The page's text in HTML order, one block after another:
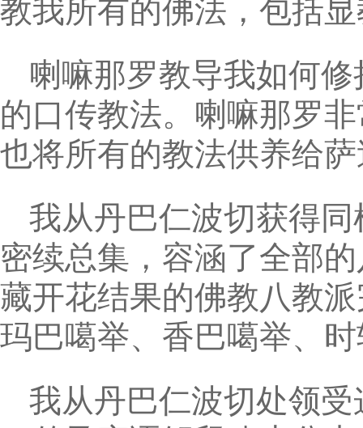
教我所有的佛法，包括
喇嘛那罗教导我如何
的口传教法。喇嘛那罗
也将所有的教法供养给
我从丹巴仁波切获得
密续总集，容涵了全部
藏开花结果的佛教八教
玛巴噶举、香巴噶举、
我从丹巴仁波切处领